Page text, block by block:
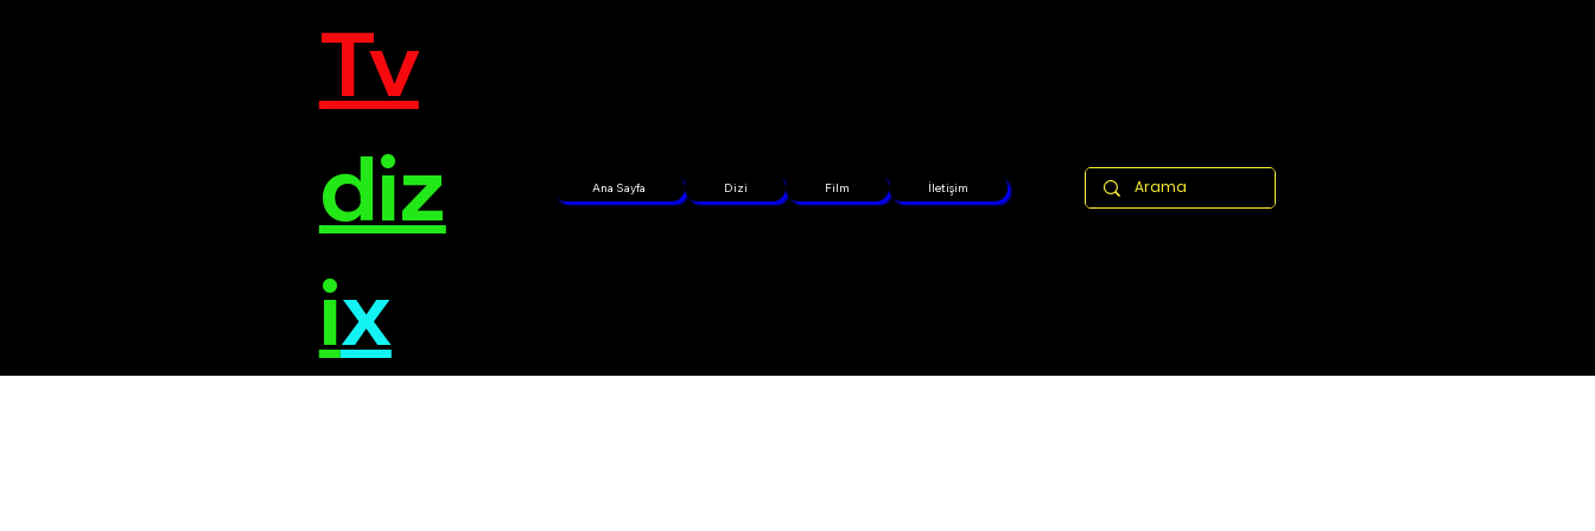
Tv
diz
ix
Ana Sayfa Dizi Film İletişim